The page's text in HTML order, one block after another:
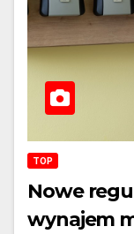
TOP
Nowe
wynajem